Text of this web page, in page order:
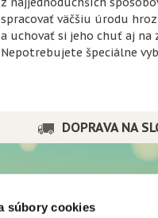
súbory cookies
spracovať väčšiu úrodu
a uchovať si jeho chuť aj na
Nepotrebujete špeciálne
DOPRAVA NA
História spoločnosti